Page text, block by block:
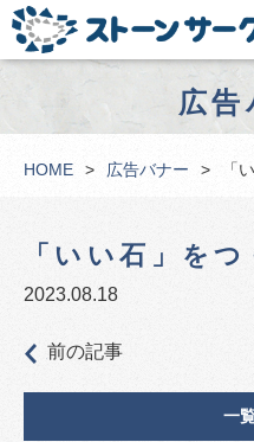
広告
HOME 広告バナー 「
「いい石」を
2023.08.18
前の記事
一